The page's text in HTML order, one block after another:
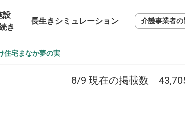
設
き
長生きシミュレーション 介護事業者
住宅まなか夢の実
8/9 現在の掲載数